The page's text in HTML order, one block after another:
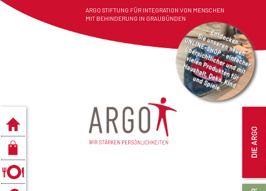
ARGO STIFTUNG FÜR INTEGRATION VON MENSCHEN
MIT BEHINDERUNG IN GRAUBÜNDEN